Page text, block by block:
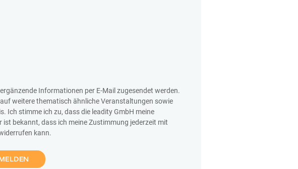
Informationen per E-Mail zugesendet werden.
weitere thematisch ähnliche Veranstaltungen sowie
Ich stimme ich zu, dass die leadity GmbH meine
bekannt, dass ich meine Zustimmung jederzeit mit
kann.